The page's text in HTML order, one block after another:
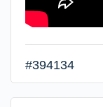
#394134